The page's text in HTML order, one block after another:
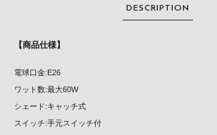
DESCRIPTION
【商品仕様】
電球口金:E26
ワット数:最大60W
シェード:キャッチ式
スイッチ:手元スイッチ付